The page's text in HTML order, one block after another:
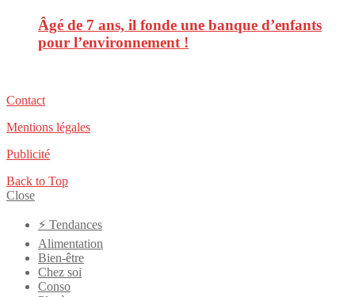
Âgé de 7 ans, il fonde une banque d’enfants
pour l’environnement !
Contact
Mentions légales
Publicité
Back to Top
Close
⚡️ Tendances
Alimentation
Bien-être
Chez soi
Conso